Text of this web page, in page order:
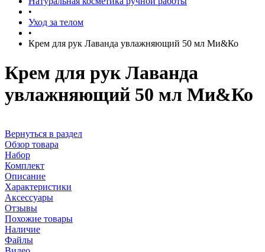
•
Уход за телом
•
Крем для рук Лаванда увлажняющий 50 мл Ми&Ко
Крем для рук Лаванда
увлажняющий 50 мл Ми&Ко
Вернуться в раздел
Обзор товара
Набор
Комплект
Описание
Характеристики
Аксессуары
Отзывы
Похожие товары
Наличие
Файлы